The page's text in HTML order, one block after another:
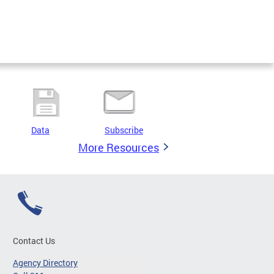
Data Subscribe
More Resources
Contact Us
Agency Directory